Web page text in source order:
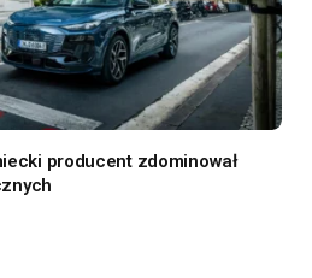
producent zdominował